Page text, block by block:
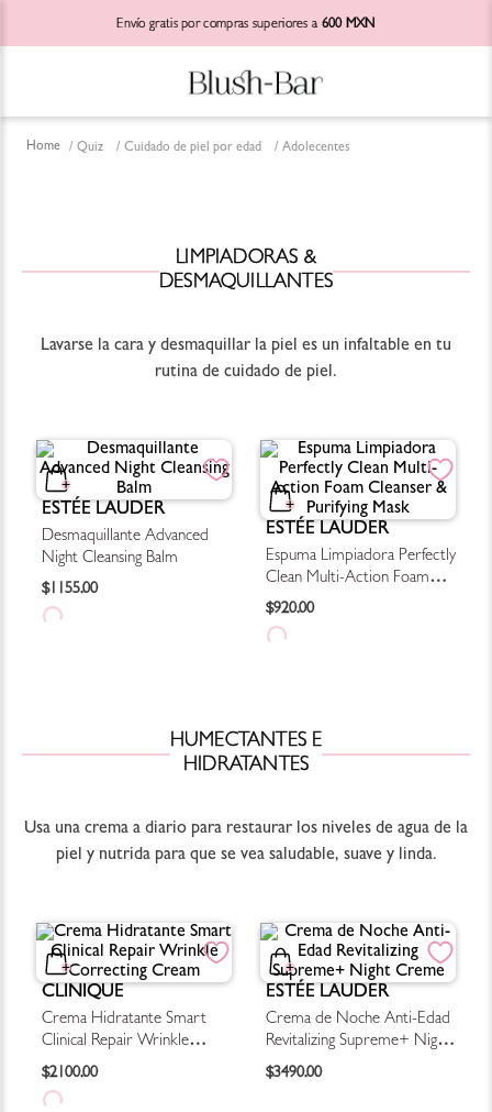
Envío gratis por compras superiores a 600 MXN
Quiz Cuidado de piel por edad Adolecentes
LIMPIADORAS &
DESMAQUILLANTES
Lavarse la cara y desmaquillar la piel es un infaltable en tu
rutina de cuidado de piel.
ESTÉE LAUDER
Desmaquillante Advanced
Night Cleansing Balm
$1155.00
ESTÉE LAUDER
Espuma Limpiadora Perfectly
Clean Multi-Action Foam
Cleanser & Purifying Mask
$920.00
HUMECTANTES E
HIDRATANTES
Usa una crema a diario para restaurar los niveles de agua de la
piel y nutrida para que se vea saludable, suave y linda.
CLINIQUE
Crema Hidratante Smart
Clinical Repair Wrinkle
Correcting Cream
$2100.00
ESTÉE LAUDER
Crema de Noche Anti-Edad
Revitalizing Supreme+ Night
Creme
$3490.00